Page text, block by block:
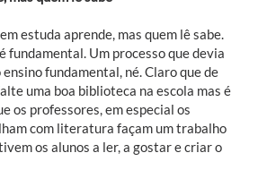
estuda aprende, mas quem lê sabe.
fundamental. Um processo que devia
fundamental, né. Claro que de
uma boa biblioteca na escola mas é
os professores, em especial os
com literatura façam um trabalho
os alunos a ler, a gostar e criar o